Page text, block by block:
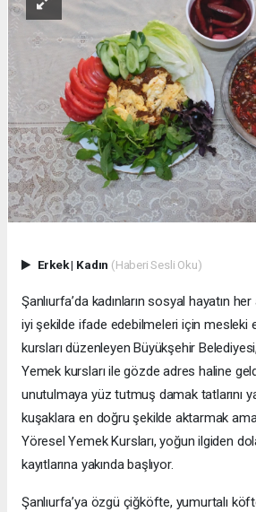
Erkek| Kadın (Haberi Sesli Oku)
Şanlıurfa’da kadınların sosyal hayatın
iyi şekilde ifade edebilmeleri için mesleki
kursları düzenleyen Büyükşehir
Yemek kursları ile gözde adres haline
unutulmaya yüz tutmuş damak tatlarını
kuşaklara en doğru şekilde aktarmak
Yöresel Yemek Kursları, yoğun ilgiden
kayıtlarına yakında başlıyor.
Şanlıurfa’ya özgü çiğköfte, yumurtalı